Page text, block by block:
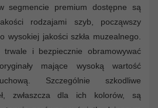
segmencie premium dostępne są
rodzajami szyb, począwszy
wysokiej jakości szkła muzealnego.
i bezpiecznie obramowywać
mające wysoką wartość
Szczególnie szkodliwe
zwłaszcza dla ich kolorów, są